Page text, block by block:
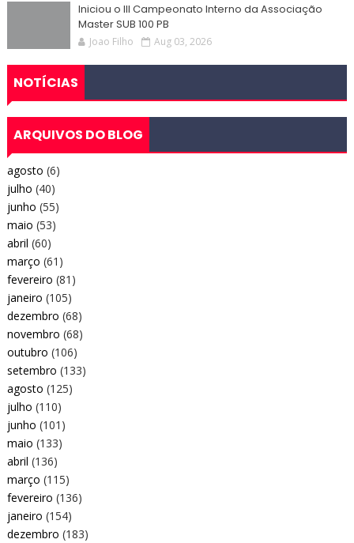
Iniciou o III Campeonato Interno da Associação
Master SUB 100 PB
Joao Filho Aug 03, 2026
NOTÍCIAS
ARQUIVOS DO BLOG
agosto (6)
julho (40)
junho (55)
maio (53)
abril (60)
março (61)
fevereiro (81)
janeiro (105)
dezembro (68)
novembro (68)
outubro (106)
setembro (133)
agosto (125)
julho (110)
junho (101)
maio (133)
abril (136)
março (115)
fevereiro (136)
janeiro (154)
dezembro (183)